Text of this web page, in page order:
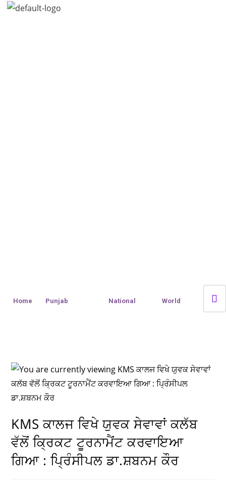
Home Punjab National World
KMS ਕਾਲਜ ਵਿਖੇ ਯੁਵਕ ਸੇਵਾਵਾਂ ਕਲੱਬ
ਵੱਲੋਂ ਕ੍ਰਿਕਟ ਟੂਰਨਾਮੈਂਟ ਕਰਵਾਇਆ
ਗਿਆ : ਪ੍ਰਿੰਸੀਪਲ ਡਾ.ਸ਼ਬਨਮ ਕੌਰ